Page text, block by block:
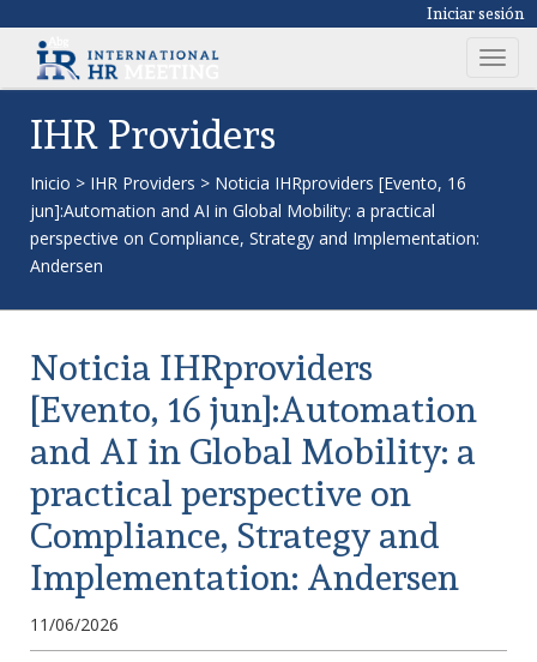
Iniciar sesión
T
o
i
IHR Providers
Inicio > IHR Providers > Noticia IHRproviders [Evento, 16
jun]:Automation and AI in Global Mobility: a practical
perspective on Compliance, Strategy and Implementation:
Andersen
Noticia IHRproviders
[Evento, 16 jun]:Automation
and AI in Global Mobility: a
practical perspective on
Compliance, Strategy and
Implementation: Andersen
11/06/2026